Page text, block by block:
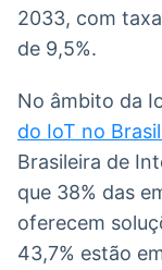
Soluções de
Tecnologia
2033, com
de 9,5%.
No âmbito da
do IoT no
Brasileira de
que 38% das
oferecem
43,7% estão